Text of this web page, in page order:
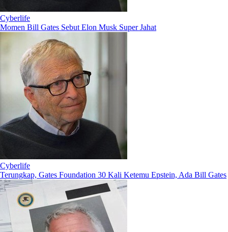
Cyberlife
Momen Bill Gates Sebut Elon Musk Super Jahat
Cyberlife
Terungkap, Gates Foundation 30 Kali Ketemu Epstein, Ada Bill Gates